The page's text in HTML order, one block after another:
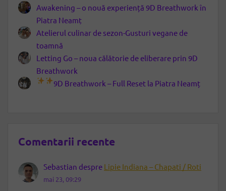
Awakening – o nouă experiență 9D Breathwork în
Piatra Neamț
Atelierul culinar de sezon-Gusturi vegane de
toamnă
Letting Go – noua călătorie de eliberare prin 9D
Breathwork
9D Breathwork – Full Reset la Piatra Neamț
Comentarii recente
Sebastian despre Lipie Indiana – Chapati / Roti
mai 23, 09:29